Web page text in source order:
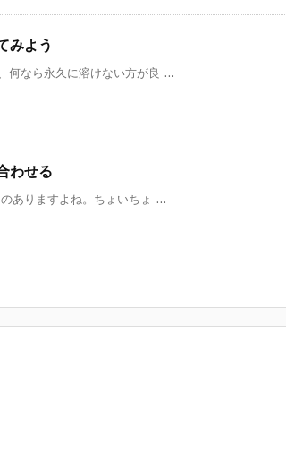
みよう
何なら永久に溶けない方が良 ...
わせる
ありますよね。ちょいちょ ...